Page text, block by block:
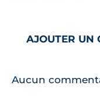
AJOUTER UN
Aucun